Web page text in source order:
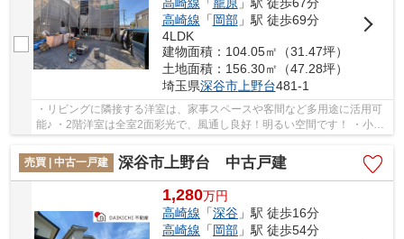
高崎線 「岡部」駅 徒歩69分
4LDK
建物面積：104.05㎡（31.47坪）
土地面積：156.30㎡（47.28坪）
埼玉県深谷市上野台481-1
・リビングに隣接する洋室は、家事スペースや客間など多用途に活用可
能♪ ・2階洋室は全室2面彩光で、風通し良好！明るい空間です！ ・小学
校まで徒歩7分と、お子様の通学も安心な立地...
売買 | 中古一戸建
深谷市上野台 中古戸建
1,280万円
高崎線 「深谷」駅 徒歩16分
高崎線 「岡部」駅 徒歩54分